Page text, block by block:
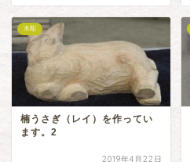
木彫
楠うさぎ（レイ）を作ってい
ます。2
2019年4月22日